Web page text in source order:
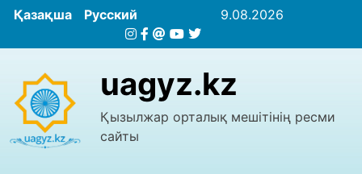
Қазақша Русский 9.08.2026
uagyz.kz
Қызылжар орталық мешітінің ресми
сайты